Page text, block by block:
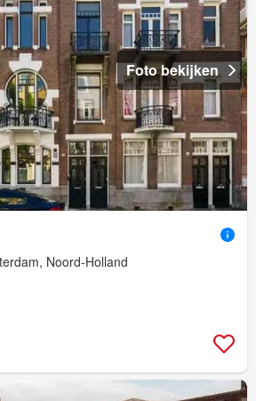
Foto bekijken
Noord-Holland